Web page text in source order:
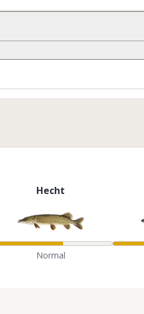
Hecht
Normal